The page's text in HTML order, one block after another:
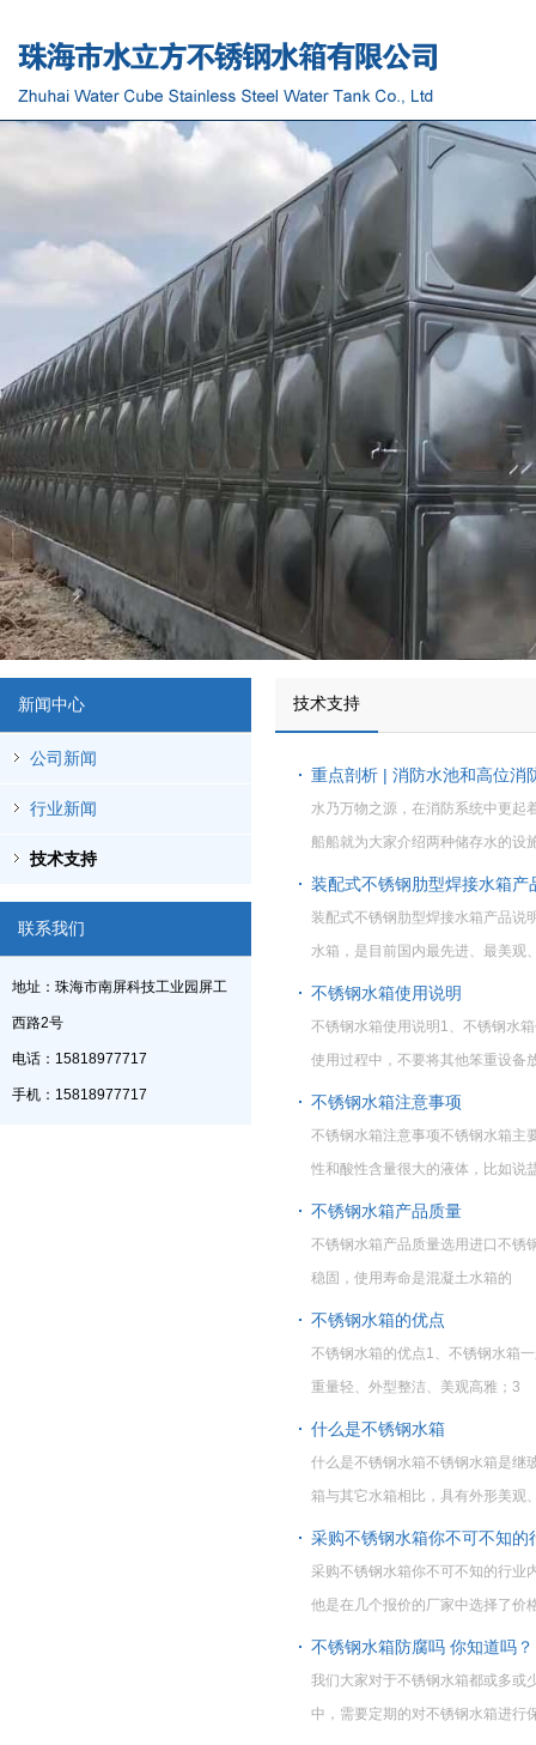
新闻中心
公司新闻
行业新闻
技术支持
联系我们
地址：珠海市南屏科技工业园屏工
西路2号
电话：15818977717
手机：15818977717
技术支持
重点剖析 | 消防水池和高位消
水乃万物之源，在消防系统中更起
船船就为大家介绍两种储存水的设
装配式不锈钢肋型焊接水箱产
装配式不锈钢肋型焊接水箱产品说
水箱，是目前国内最先进、最美观
不锈钢水箱使用说明
不锈钢水箱使用说明1、不锈钢水
使用过程中，不要将其他笨重设备
不锈钢水箱注意事项
不锈钢水箱注意事项不锈钢水箱主
性和酸性含量很大的液体，比如说
不锈钢水箱产品质量
不锈钢水箱产品质量选用进口不锈
稳固，使用寿命是混凝土水箱的
不锈钢水箱的优点
不锈钢水箱的优点1、不锈钢水箱
重量轻、外型整洁、美观高雅；3
什么是不锈钢水箱
什么是不锈钢水箱不锈钢水箱是继
箱与其它水箱相比，具有外形美观
采购不锈钢水箱你不可不知的
采购不锈钢水箱你不可不知的行业
他是在几个报价的厂家中选择了价
不锈钢水箱防腐吗 你知道吗？
我们大家对于不锈钢水箱都或多或
中，需要定期的对不锈钢水箱进行